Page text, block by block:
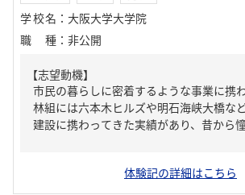
学校名 ： 大阪大学大学院
職種 ： 非公開
【志望動機】
市民の暮らしに密着するような事業に携
林組には六本木ヒルズや明石海峡大橋な
建設に携わってきた実績があり、昔から
体験記の詳細はこちら